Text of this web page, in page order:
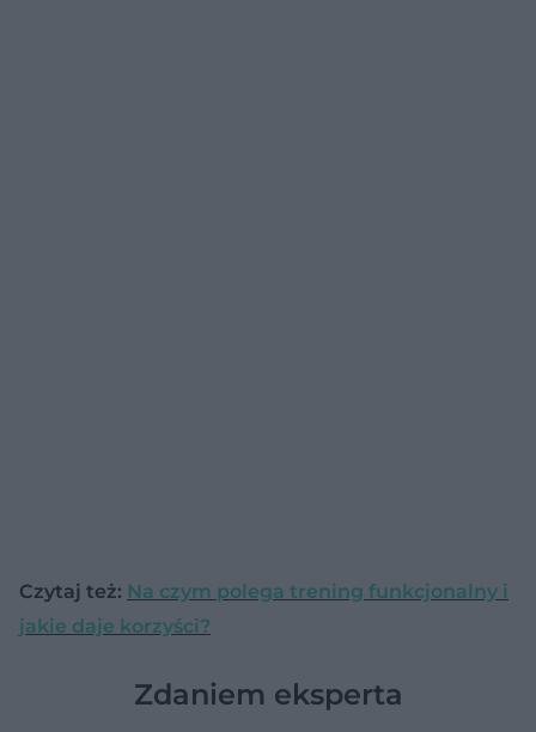
Czytaj też: Na czym polega trening funkcjonalny i
jakie daje korzyści?
Zdaniem eksperta